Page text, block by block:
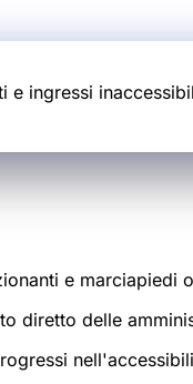
ingressi
e
diretto delle